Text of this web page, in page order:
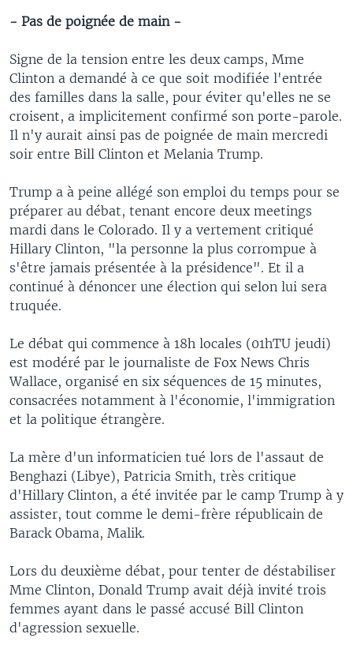
- Pas de poignée de main -
Signe de la tension entre les deux camps, Mme
Clinton a demandé à ce que soit modifiée l'entrée
des familles dans la salle, pour éviter qu'elles ne se
croisent, a implicitement confirmé son porte-parole.
Il n'y aurait ainsi pas de poignée de main mercredi
soir entre Bill Clinton et Melania Trump.
Trump a à peine allégé son emploi du temps pour se
préparer au débat, tenant encore deux meetings
mardi dans le Colorado. Il y a vertement critiqué
Hillary Clinton, "la personne la plus corrompue à
s'être jamais présentée à la présidence". Et il a
continué à dénoncer une élection qui selon lui sera
truquée.
Le débat qui commence à 18h locales (01hTU jeudi)
est modéré par le journaliste de Fox News Chris
Wallace, organisé en six séquences de 15 minutes,
consacrées notamment à l'économie, l'immigration
et la politique étrangère.
La mère d'un informaticien tué lors de l'assaut de
Benghazi (Libye), Patricia Smith, très critique
d'Hillary Clinton, a été invitée par le camp Trump à y
assister, tout comme le demi-frère républicain de
Barack Obama, Malik.
Lors du deuxième débat, pour tenter de déstabiliser
Mme Clinton, Donald Trump avait déjà invité trois
femmes ayant dans le passé accusé Bill Clinton
d'agression sexuelle.